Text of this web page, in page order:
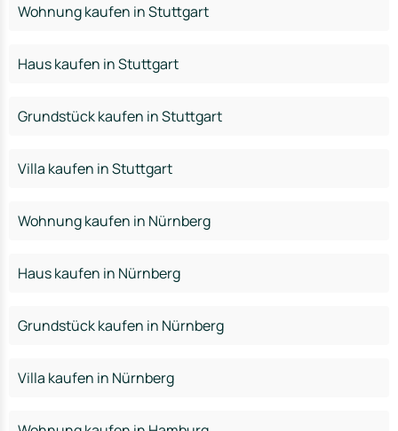
Wohnung kaufen in Stuttgart
Haus kaufen in Stuttgart
Grundstück kaufen in Stuttgart
Villa kaufen in Stuttgart
Wohnung kaufen in Nürnberg
Haus kaufen in Nürnberg
Grundstück kaufen in Nürnberg
Villa kaufen in Nürnberg